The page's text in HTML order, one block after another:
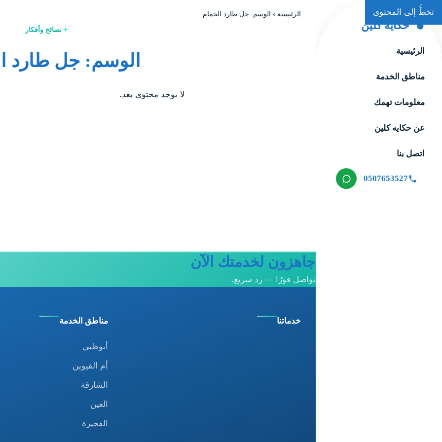
تخطَّ إلى المحتوى
حكاية كلين
الرئيسية
مناطق الخدمة
معلومات تهمك
عن حكايه كلين
اتصل بنا
0507653527
الرئيسية › الوسم: جل طارد الحمام
نصائح وأفكار
الوسم: جل طارد
لا يوجد محتوى بعد.
جاهزون لخدمتك الآن
تواصل فورًا — رد سريع.
خدماتنا مناطق الخدمة
أبوظبي
أم القيوين
الشارقة
العين
الفجيرة